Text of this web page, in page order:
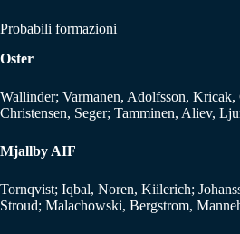
Probabili formazioni
Oster
Wallinder; Varmanen, Adolfsson, Kricak,
Christensen, Seger; Tamminen, Aliev,
Mjallby AIF
Tornqvist; Iqbal, Noren, Kiilerich;
Stroud; Malachowski, Bergstrom,